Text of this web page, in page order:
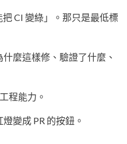
CI 變綠」。那只是最低標
麼這樣修、驗證了什麼、
程能力。
變成 PR 的按鈕。